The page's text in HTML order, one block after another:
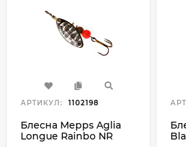
АРТИКУЛ: 1102198
Блесна Mepps Aglia
Longue Rainbo NR